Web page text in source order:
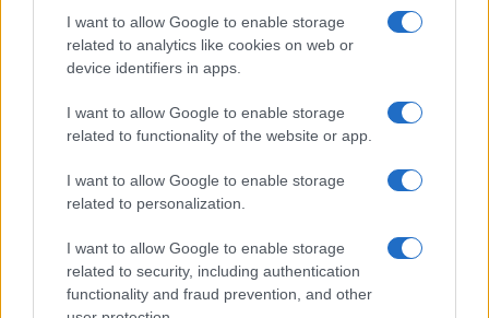
I want to allow Google to enable storage
related to analytics like cookies on web or
device identifiers in apps.
I want to allow Google to enable storage
related to functionality of the website or app.
I want to allow Google to enable storage
related to personalization.
I want to allow Google to enable storage
related to security, including authentication
functionality and fraud prevention, and other
Luigi Bisignani per Il Tempo, 8 agosto 2026
Caro Porro, la sinistra lo
voleva. Ma Guccini era un
battitore libero
Il cantautore non era coercibile all'ottusa
militanza che è tanto gradita al potere